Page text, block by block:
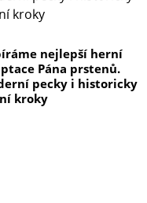
nejlepší herní
Pána prstenů.
pecky i historicky
kroky